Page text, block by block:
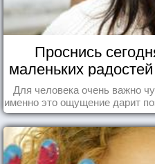
Проснись
маленьких
Для человека очень важно
именно это ощущение дарит
каждый день в